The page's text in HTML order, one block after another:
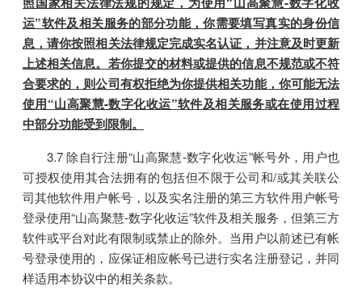
运”软件及相关服务的部分功能，你需要填写真实的身份信
息，请你按照相关法律规定完成实名认证，并注意及时更新
上述相关信息。若你提交的材料或提供的信息不规范或不符
合要求的，则公司有权拒绝为你提供相关功能，你可能无法
使用“山高聚慧-数字化收运”软件及相关服务或在使用过程
中部分功能受到限制。
3.7 除自行注册“山高聚慧-数字化收运”帐号外，用户也
可授权使用其合法拥有的包括但不限于公司和/或其关联公
司其他软件用户帐号，以及实名注册的第三方软件用户帐号
登录使用“山高聚慧-数字化收运”软件及相关服务，但第三方
软件或平台对此有限制或禁止的除外。当用户以前述已有帐
号登录使用的，应保证相应帐号已进行实名注册登记，并同
样适用本协议中的相关条款。